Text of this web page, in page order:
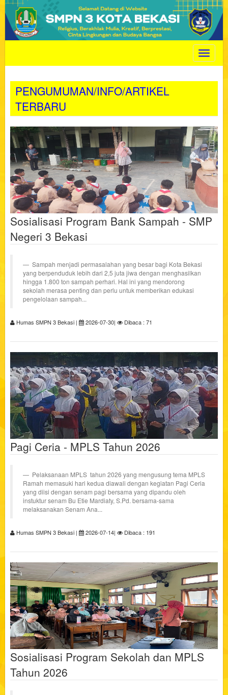
Toggle
PENGUMUMAN/INFO/ARTIKEL
TERBARU
Sosialisasi Program Bank Sampah - SMP
Negeri 3 Bekasi
Sampah menjadi permasalahan yang besar bagi Kota Bekasi
yang berpenduduk lebih dari 2,5 juta jiwa dengan menghasilkan
hingga 1.800 ton sampah perhari. Hal ini yang mendorong
sekolah merasa penting dan perlu untuk memberikan edukasi
pengelolaan sampah...
Humas SMPN 3 Bekasi | 2026-07-30| Dibaca : 71
Pagi Ceria - MPLS Tahun 2026
Pelaksanaan MPLS tahun 2026 yang mengusung tema MPLS
Ramah memasuki hari kedua diawali dengan kegiatan Pagi Ceria
yang diisi dengan senam pagi bersama yang dipandu oleh
instuktur senam Bu Etie Mardiaty, S.Pd. bersama-sama
melaksanakan Senam Ana...
Humas SMPN 3 Bekasi | 2026-07-14| Dibaca : 191
Sosialisasi Program Sekolah dan MPLS
Tahun 2026